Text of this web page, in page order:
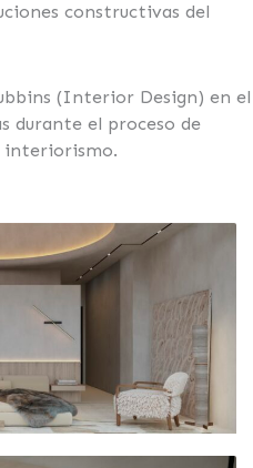
constructivas del
(Interior Design) en el
durante el proceso de
interiorismo.